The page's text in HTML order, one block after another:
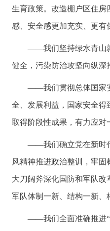
生育政策。改造棚户区住
感、安全感更加充实、更
——我们坚持绿水青山
健全，污染防治攻坚向纵
——我们贯彻总体国家
全、发展利益，国家安全
取得阶段性成果，有力应
——我们确立党在新时
风精神推进政治整训，牢
大刀阔斧深化国防和军队
军队体制一新、结构一新
——我们全面准确推进“